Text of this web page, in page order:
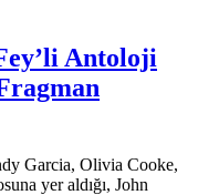
Antoloji
Garcia, Olivia Cooke,
yer aldığı, John